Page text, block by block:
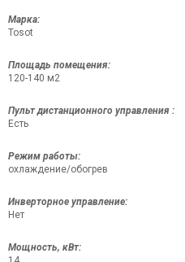
Марка:
Tosot
Площадь помещения:
120-140 м2
Пульт дистанционного управления :
Есть
Режим работы:
охлаждение/обогрев
Инверторное управление:
Нет
Мощность, кВт: